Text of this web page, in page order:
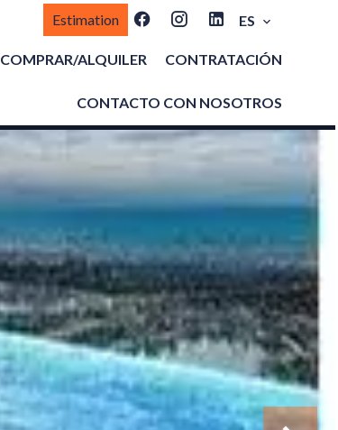
Estimation ES
COMPRAR/ALQUILER CONTRATACIÓN
CONTACTO CON NOSOTROS